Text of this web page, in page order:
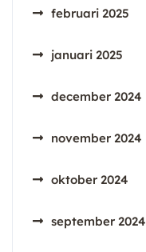
februari 2025
januari 2025
december 2024
november 2024
oktober 2024
september 2024